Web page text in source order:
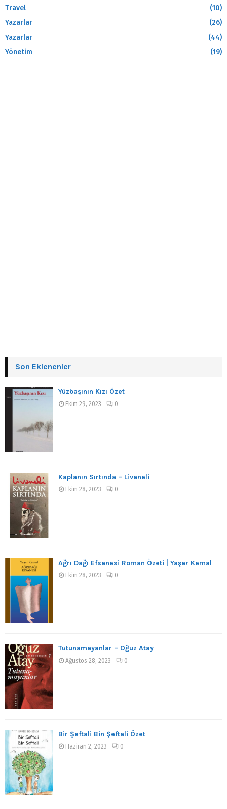
Travel
(10)
Yazarlar
(26)
Yazarlar
(44)
Yönetim
(19)
Son Eklenenler
Yüzbaşının Kızı Özet
Ekim 29, 2023 0
Kaplanın Sırtında – Livaneli
Ekim 28, 2023 0
Ağrı Dağı Efsanesi Roman Özeti | Yaşar Kemal
Ekim 28, 2023 0
Tutunamayanlar – Oğuz Atay
Ağustos 28, 2023 0
Bir Şeftali Bin Şeftali Özet
Haziran 2, 2023 0